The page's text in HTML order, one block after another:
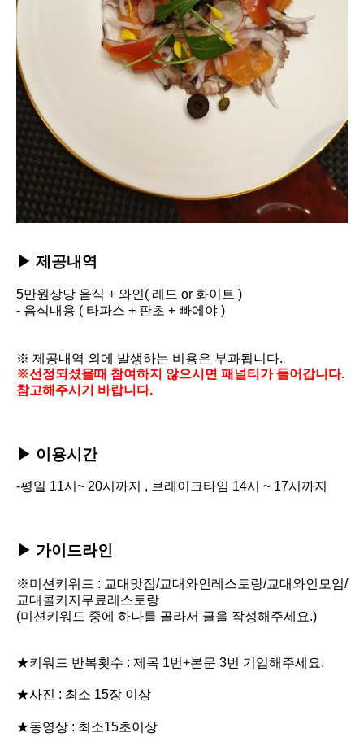
▶ 제공내역
5만원상당 음식 + 와인( 레드 or 화이트 )
- 음식내용 ( 타파스 + 판초 + 빠에야 )
※ 제공내역 외에 발생하는 비용은 부과됩니다.
※선정되셨을때 참여하지 않으시면 패널티가 들어갑니다.
참고해주시기 바랍니다.
▶ 이용시간
-평일 11시~ 20시까지 , 브레이크타임 14시 ~ 17시까지
▶ 가이드라인
※미션키워드 : 교대맛집/교대와인레스토랑/교대와인모임/
교대콜키지무료레스토랑
(미션키워드 중에 하나를 골라서 글을 작성해주세요.)
★키워드 반복횟수 : 제목 1번+본문 3번 기입해주세요.
★사진 : 최소 15장 이상
★동영상 : 최소15초이상